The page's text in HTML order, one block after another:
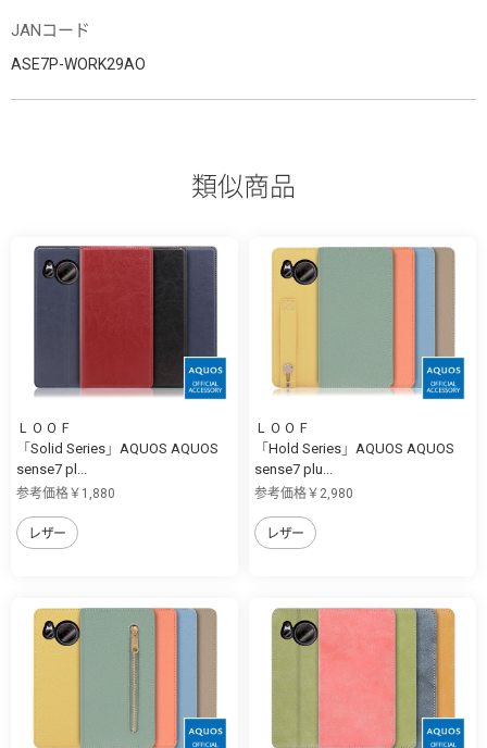
JANコード
ASE7P-WORK29AO
類似商品
ＬＯＯＦ
「Solid Series」AQUOS AQUOS
sense7 pl...
参考価格￥1,880
レザー
ＬＯＯＦ
「Hold Series」AQUOS AQUOS
sense7 plu...
参考価格￥2,980
レザー